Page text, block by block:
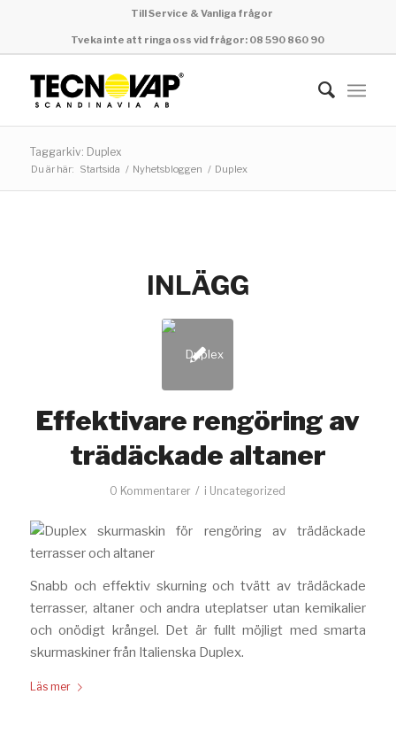
Till Service & Vanliga frågor
Tveka inte att ringa oss vid frågor: 08 590 860 90
Taggarkiv: Duplex
Du är här: Startsida / Nyhetsbloggen / Duplex
INLÄGG
Effektivare rengöring av
trädäckade altaner
0 Kommentarer / i Uncategorized
Snabb och effektiv skurning och tvätt av trädäckade
terrasser, altaner och andra uteplatser utan kemikalier
och onödigt krångel. Det är fullt möjligt med smarta
skurmaskiner från Italienska Duplex.
Läs mer